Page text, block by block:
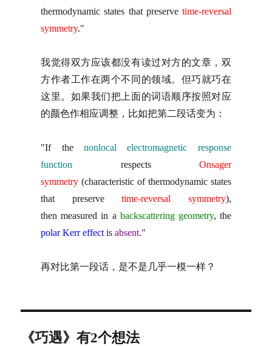
thermodynamic states that preserve time-reversal
symmetry."
我觉得双方应该都没有读过对方的文章，双
方作者工作在两个不同的领域。但巧就巧在
这里。如果我们把上面的词语顺序按照对应
的颜色作相应调整，比如把第二段话变为：
"If the nonlocal electromagnetic response
function respects Onsager
symmetry(characteristic of thermodynamic states
that preservetime-reversal symmetry),
then measured in a backscattering geometry, the
polar Kerr effect isabsent."
再对比第一段话，是不是几乎一模一样？
《巧遇》有2个想法